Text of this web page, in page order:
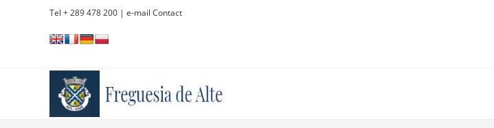
Tel + 289 478 200 | e-mail Contact